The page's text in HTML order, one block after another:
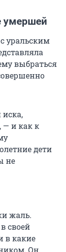
умершей
уральским
выбраться
— и как к
дети
не
жаль.
своей
в какие